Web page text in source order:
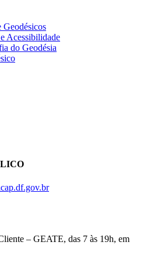
Geodésicos
Acessibilidade
do Geodésia
– GEATE, das 7 às 19h, em